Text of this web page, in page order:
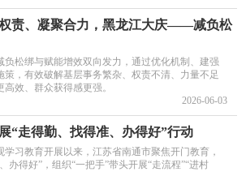
责、凝聚合力，黑龙江大庆——减负松
负松绑与赋能增效双向发力，通过优化机制、建强
策，有效破解基层事务繁杂、权责不清、力量不足
效、群众获得感更强。
2026-06-03
“走得勤、找得准、办得好”行动
习教育开展以来，江苏省南通市聚焦开门教育，
办得好”，组织“一把手”带头开展“走流程”“进村